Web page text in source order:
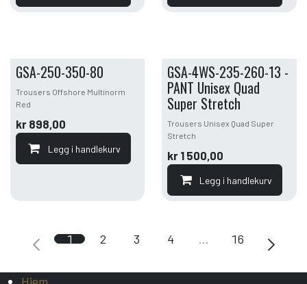
GSA-250-350-80
Trousers Offshore Multinorm
Red
kr 898,00
Legg i handlekurv
GSA-4WS-235-260-13 -
PANT Unisex Quad
Super Stretch
Trousers Unisex Quad Super
Stretch
kr 1 500,00
Legg i handlekurv
1 2 3 4 … 16